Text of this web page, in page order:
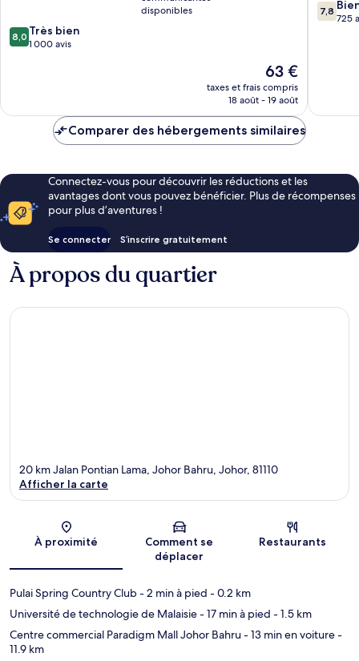
disponibles
8.0
sur
8,0 Très bien
1 000 avis
Le
nouveau
prix
de
63 €
taxes et frais compris
18 août - 19 août
Perling
7.8
sur
7,8
725
Comparer des hébergements similaires
Connectez-vous pour découvrir les réductions et les
avantages dont vous pouvez bénéficier. Plus de récompenses
pour plus d’aventures !
Se connecter S’inscrire gratuitement
À propos du quartier
Carte
20 km Jalan Pontian Lama, Johor Bahru, Johor, 81110
Afficher la carte
À proximité
Comment se
déplacer
Restaurants
Pulai Spring Country Club- 2 min à pied - 0.2 km
Université de technologie de Malaisie- 17 min à pied - 1.5 km
Centre commercial Paradigm Mall Johor Bahru- 13 min en voiture-
11.9 km